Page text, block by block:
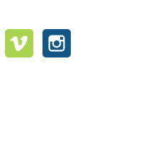
YouTube Vimeo